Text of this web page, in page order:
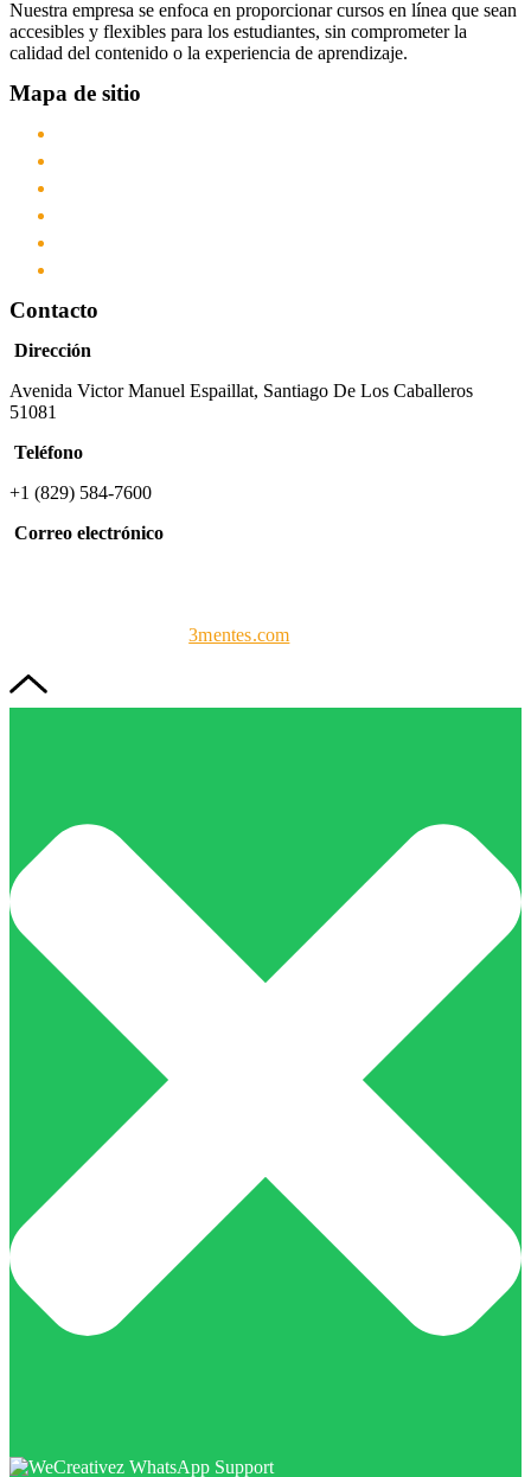
Nuestra empresa se enfoca en proporcionar cursos en línea que sean
accesibles y flexibles para los estudiantes, sin comprometer la
calidad del contenido o la experiencia de aprendizaje.
Mapa de sitio
Contacto
Dirección
Avenida Victor Manuel Espaillat, Santiago De Los Caballeros
51081
Teléfono
+1 (829) 584-7600
Correo electrónico
programación web por3mentes.com